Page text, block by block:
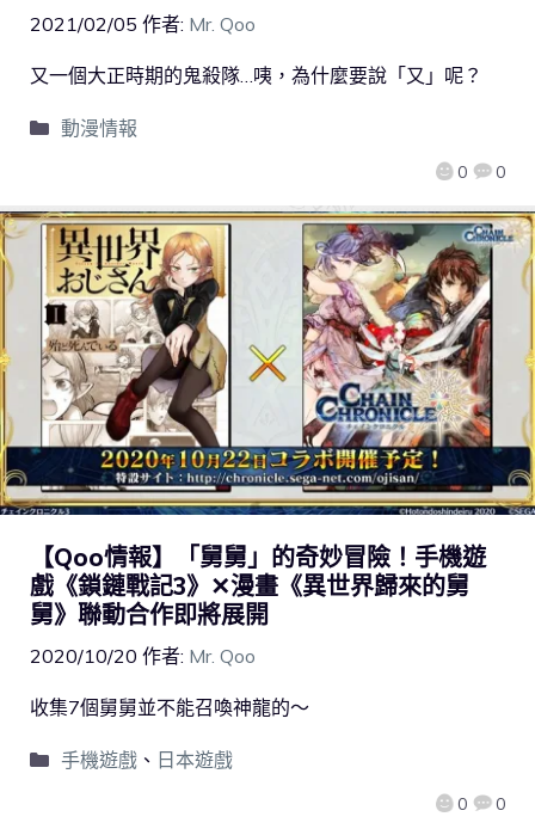
2021/02/05 作者: Mr. Qoo
0 0
又一個大正時期的鬼殺隊…咦，為什麼要說「又」呢？
動漫情報
【Qoo情報】「舅舅」的奇妙冒險！手機遊
戲《鎖鏈戰記3》✕漫畫《異世界歸來的舅
舅》聯動合作即將展開
2020/10/20 作者: Mr. Qoo
0 0
收集7個舅舅並不能召喚神龍的～
手機遊戲、 日本遊戲